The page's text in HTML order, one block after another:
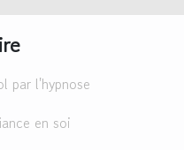
par l'hypnose
en soi